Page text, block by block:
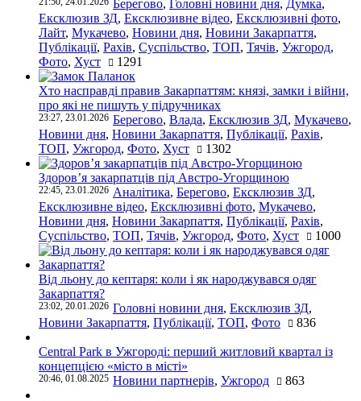
Берегово, Головні новини дня, Думка,
Ексклюзив ЗД, Ексклюзивне відео, Ексклюзивні фото,
Лайт, Мукачево, Новини дня, Новини Закарпаття,
Публікації, Рахів, Суспільство, ТОП, Тячів, Ужгород,
Фото, Хуст 1291
Хто насправді правив Закарпаттям: князі, замки і війни,
про які не пишуть у підручниках
23:27, 23.01.2026 Берегово, Влада, Ексклюзив ЗД, Мукачево,
Новини дня, Новини Закарпаття, Публікації, Рахів,
ТОП, Ужгород, Фото, Хуст 1302
Здоров’я закарпатців під Австро-Угорщиною
22:45, 23.01.2026 Аналітика, Берегово, Ексклюзив ЗД,
Ексклюзивне відео, Ексклюзивні фото, Мукачево,
Новини дня, Новини Закарпаття, Публікації, Рахів,
Суспільство, ТОП, Тячів, Ужгород, Фото, Хуст 1000
Від льону до кептаря: коли і як народжувався одяг
Закарпаття?
23:02, 20.01.2026 Головні новини дня, Ексклюзив ЗД,
Новини Закарпаття, Публікації, ТОП, Фото 836
Central Park в Ужгороді: перший житловий квартал із
концепцією «місто в місті»
20:46, 01.08.2025 Новини партнерів, Ужгород 863